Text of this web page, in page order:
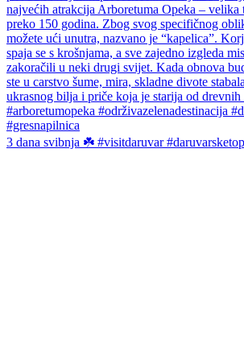
3 dana svibnja ☘️ #visitdaruvar